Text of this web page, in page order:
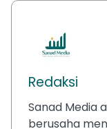
Redaksi
Sanad Media
berusaha